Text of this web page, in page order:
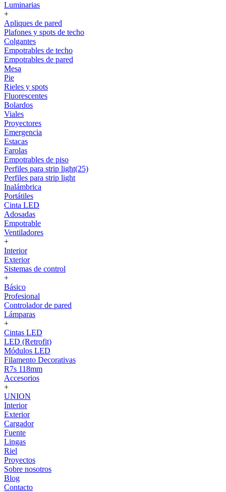
Luminarias
+
Apliques de pared
Plafones y spots de techo
Colgantes
Empotrables de techo
Empotrables de pared
Mesa
Pie
Rieles y spots
Fluorescentes
Bolardos
Viales
Proyectores
Emergencia
Estacas
Farolas
Empotrables de piso
Perfiles para strip light(25)
Perfiles para strip light
Inalámbrica
Portátiles
Cinta LED
Adosadas
Empotrable
Ventiladores
+
Interior
Exterior
Sistemas de control
+
Básico
Profesional
Controlador de pared
Lámparas
+
Cintas LED
LED (Retrofit)
Módulos LED
Filamento Decorativas
R7s 118mm
Accesorios
+
UNION
Interior
Exterior
Cargador
Fuente
Lingas
Riel
Proyectos
Sobre nosotros
Blog
Contacto